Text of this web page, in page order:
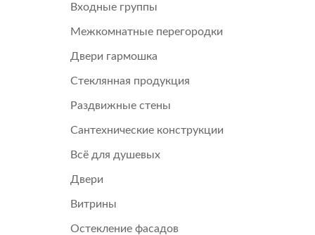
Входные группы
Межкомнатные перегородки
Двери гармошка
Стеклянная продукция
Раздвижные стены
Сантехнические конструкции
Всё для душевых
Двери
Витрины
Остекление фасадов